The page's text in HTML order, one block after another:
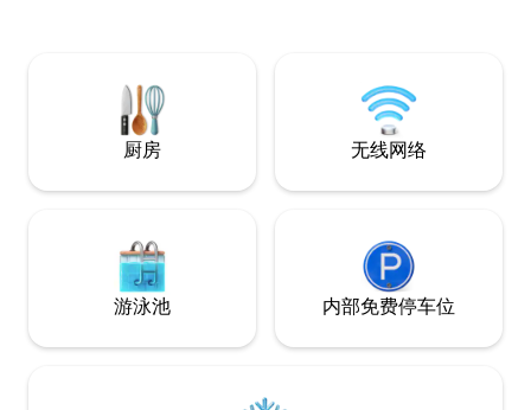
厨房 无线网络
游泳池 内部免费停车位